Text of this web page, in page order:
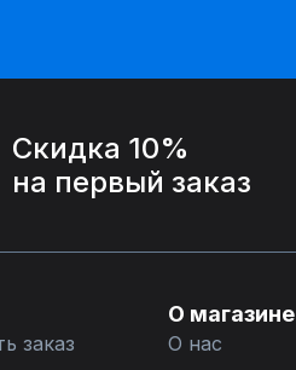
Скидка 10%
на первый заказ
заказ
О магазине
О нас